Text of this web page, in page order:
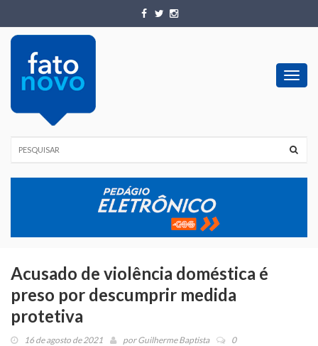
Acusado de violência doméstica é
preso por descumprir medida
protetiva
16 de agosto de 2021 porGuilherme Baptista 0